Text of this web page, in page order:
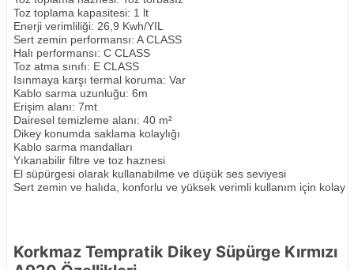
Toz toplama kapasitesi: 1 lt
Enerji verimliliği: 26,9 Kwh/YIL
Sert zemin performansı: A CLASS
Halı performansı: C CLASS
Toz atma sınıfı: E CLASS
Isınmaya karşı termal koruma: Var
Kablo sarma uzunluğu: 6m
Erişim alanı: 7mt
Dairesel temizleme alanı: 40 m²
Dikey konumda saklama kolaylığı
Kablo sarma mandalları
Yıkanabilir filtre ve toz haznesi
El süpürgesi olarak kullanabilme ve düşük ses seviyesi
Sert zemin ve halıda, konforlu ve yüksek verimli kullanım için
Korkmaz Tempratik Dikey Süpürge Kırmızı